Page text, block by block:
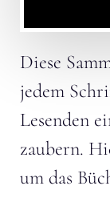
Diese
jedem
Lesenden
zaubern.
um das